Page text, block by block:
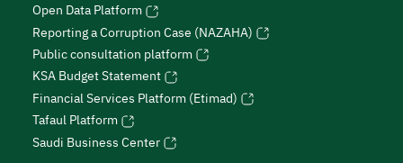
Open Data Platform
Reporting a Corruption Case (NAZAHA)
Public consultation platform
KSA Budget Statement
Financial Services Platform (Etimad)
Tafaul Platform
Saudi Business Center